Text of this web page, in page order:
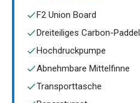
F2 Union Board
Dreiteiliges Carbon-Paddel
Hochdruckpumpe
Abnehmbare Mittelfinne
Transporttasche